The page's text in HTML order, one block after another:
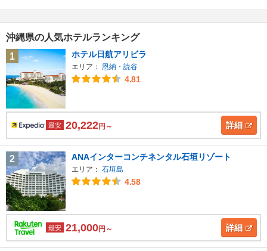
沖縄県の人気ホテルランキング
1
ホテル日航アリビラ
エリア： 恩納・読谷
4.81
最安 20,222円～ 詳細
2 ANAインターコンチネンタル石垣リゾート
エリア： 石垣島
4.58
最安 21,000円～ 詳細